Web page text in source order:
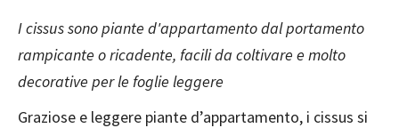
I cissus sono piante d'appartamento dal portamento
rampicante o ricadente, facili da coltivare e molto
decorative per le foglie leggere
Graziose e leggere piante d’appartamento, i cissus si